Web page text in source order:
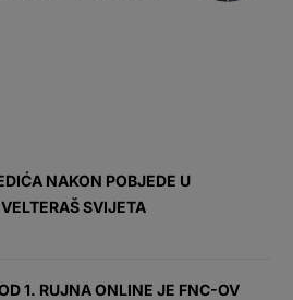
NAKON POBJEDE U
SVIJETA
1. RUJNA ONLINE JE FNC-OV